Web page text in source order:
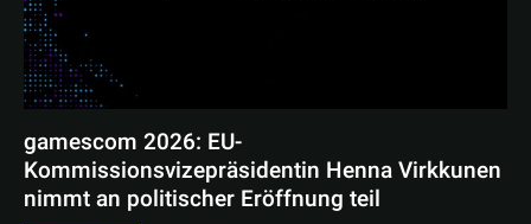
gamescom 2026: EU-
Kommissionsvizepräsidentin Henna Virkkunen
nimmt an politischer Eröffnung teil